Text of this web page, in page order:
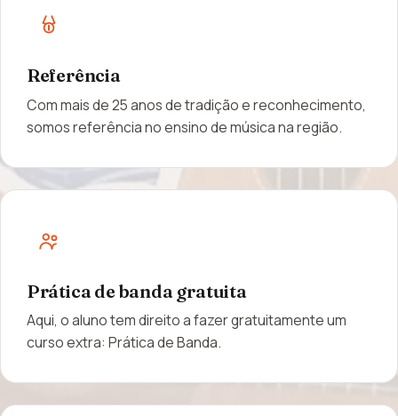
Referência
Com mais de 25 anos de tradição e reconhecimento,
somos referência no ensino de música na região.
Prática de banda gratuita
Aqui, o aluno tem direito a fazer gratuitamente um
curso extra: Prática de Banda.